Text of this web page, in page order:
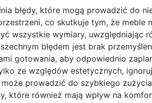
błędy, które mogą prowadzić do
co skutkuje tym, że meble
wszystkie wymiary, uwzględniając
błędem jest brak
gotowania, aby odpowiednio
ze względów estetycznych,
prowadzić do szybkiego
które również mają wpływ na